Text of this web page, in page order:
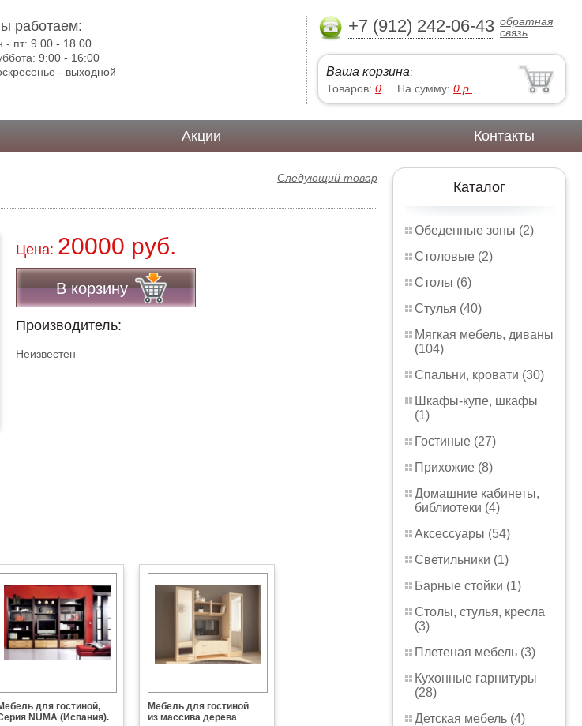
работаем:
- пт:9.00 - 18.00
9:00 - 16:00
- выходной
+7 (912) 242-06-43 обратная
связь
Ваша корзина:
Товаров: 0 На сумму: 0 р.
Акции Контакты
Каталог
Обеденные зоны (2)
Столовые (2)
Столы (6)
Стулья (40)
Мягкая мебель, диваны
(104)
Спальни, кровати (30)
Шкафы-купе, шкафы
(1)
Гостиные (27)
Прихожие (8)
Домашние кабинеты,
библиотеки (4)
Аксессуары (54)
Светильники (1)
Барные стойки (1)
Столы, стулья, кресла
(3)
Плетеная мебель (3)
Кухонные гарнитуры
(28)
Детская мебель (4)
Следующий товар
Цена: 20000 руб.
В корзину
Производитель:
Неизвестен
для гостиной,
NUMA (Испания).
Мебель для гостиной
из массива дерева